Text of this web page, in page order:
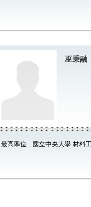
巫秉融
最高學位 : 國立中央大學 材料